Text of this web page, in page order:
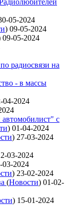
05-2024
) 09-05-2024
09-05-2024
радиосвязи на
- в массы
04-2024
с
) 01-04-2024
) 27-03-2024
03-2024
03-2024
) 23-02-2024
(Новости) 01-02-
) 15-01-2024